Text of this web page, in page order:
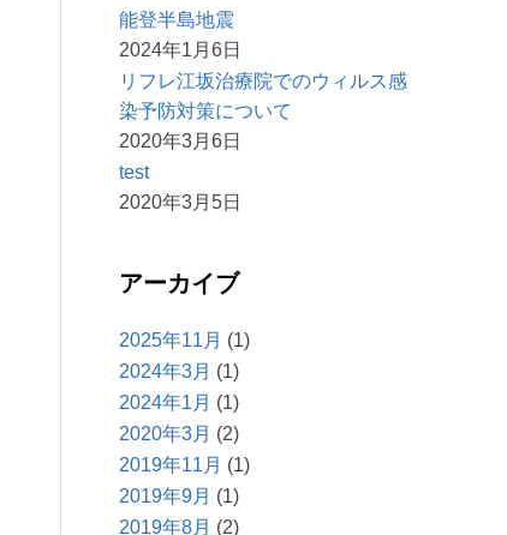
能登半島地震
2024年1月6日
リフレ江坂治療院でのウィルス感
染予防対策について
2020年3月6日
test
2020年3月5日
アーカイブ
2025年11月 (1)
2024年3月 (1)
2024年1月 (1)
2020年3月 (2)
2019年11月 (1)
2019年9月 (1)
2019年8月 (2)